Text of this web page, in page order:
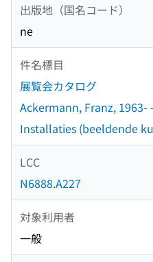
出版地（国名コード）
ne
件名標目
展覧会カタログ
Ackermann, Franz, 1963-
Installaties (beeldende
LCC
N6888.A227
対象利用者
一般